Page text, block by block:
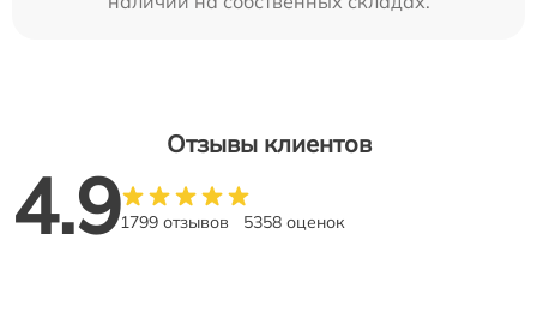
Отзывы клиентов
4.91799 отзывов 5358 оценок